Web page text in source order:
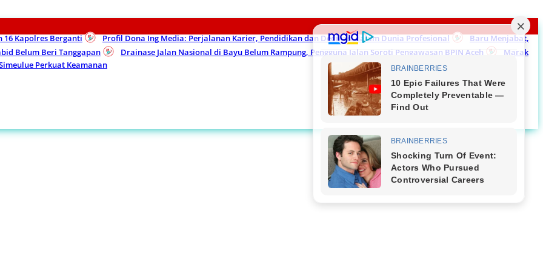
16 Kapolres Berganti
Profil Dona Ing Media: Perjalanan Karier, Pendidikan dan Dedikasi dalam Dunia Profesional
Baru Menjabat,
Belum Beri Tanggapan
Drainase Jalan Nasional di Bayu Belum Rampung, Pengguna Jalan Soroti Pengawasan BPJN Aceh
Marak
Perkuat Keamanan